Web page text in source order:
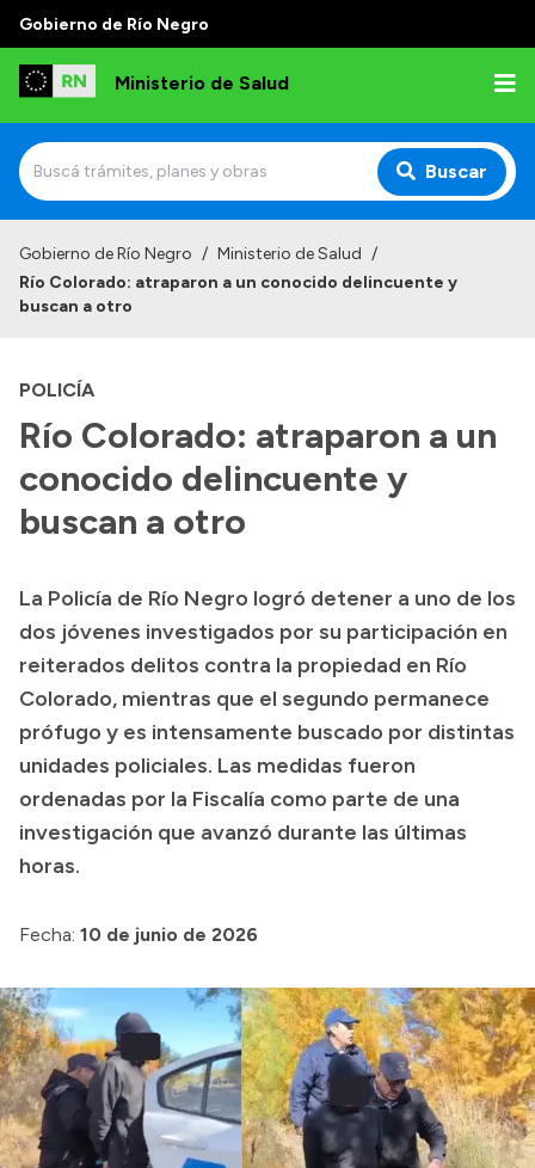
Gobierno de Río Negro
Ministerio de Salud
Buscar
Institucional
Autoridades
Consejos locales
Transparencia
Boletín Oficial
Compras y licitaciones
Consulta de expedientes
Consulta de pago a proveedores
Convocatorias
Intranet
Gobierno de Río Negro / Ministerio de Salud /
Río Colorado: atraparon a un conocido delincuente y
buscan a otro
POLICÍA
Río Colorado: atraparon a un
conocido delincuente y
buscan a otro
La Policía de Río Negro logró detener a uno de los
dos jóvenes investigados por su participación en
reiterados delitos contra la propiedad en Río
Colorado, mientras que el segundo permanece
prófugo y es intensamente buscado por distintas
unidades policiales. Las medidas fueron
ordenadas por la Fiscalía como parte de una
investigación que avanzó durante las últimas
horas.
Fecha: 10 de junio de 2026